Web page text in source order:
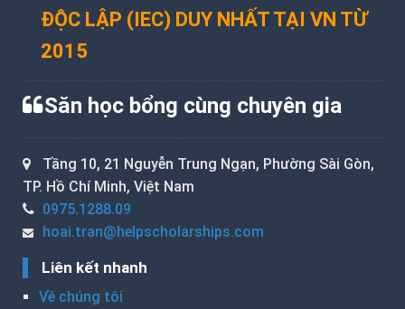
ĐỘC LẬP (IEC) DUY NHẤT TẠI VN TỪ
2015
Săn học bổng cùng chuyên gia
Tầng 10, 21 Nguyễn Trung Ngạn, Phường Sài Gòn,
TP. Hồ Chí Minh, Việt Nam
0975.1288.09
hoai.tran@helpscholarships.com
Liên kết nhanh
Về chúng tôi